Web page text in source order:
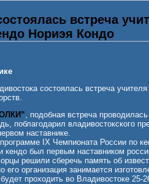
встреча
Нориэя Кондо
состоялась встреча
, подобная встреча
поблагодарил владивостокского
наставнике.
IX Чемпионата России по
был первым наставником
решили сберечь память об
организация занимается
проходить во Владивостоке 25-